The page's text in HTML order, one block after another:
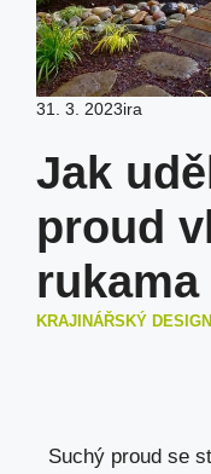
31. 3. 2023ira
Jak
proud
rukama
KRAJINÁŘSKÝ DESIGN
Suchý proud se